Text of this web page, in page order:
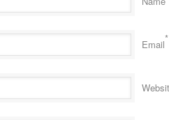
Email*